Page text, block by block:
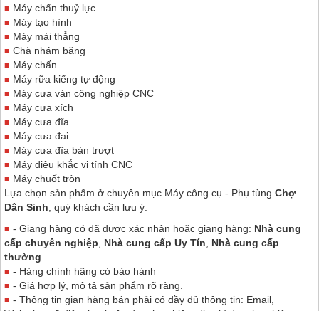
Máy chấn thuỷ lực
Máy tạo hình
Máy mài thẳng
Chà nhám băng
Máy chấn
Máy rữa kiếng tự động
Máy cưa ván công nghiệp CNC
Máy cưa xích
Máy cưa đĩa
Máy cưa đai
Máy cưa đĩa bàn trượt
Máy điêu khắc vi tính CNC
Máy chuốt tròn
Lựa chọn sản phẩm ở chuyên mục Máy công cụ - Phụ tùng Chợ
Dân Sinh , quý khách cần lưu ý:
- Giang hàng có đã được xác nhận hoặc giang hàng: Nhà cung
cấp chuyên nghiệp
Nhà cung cấp Uy Tín
Nhà cung cấp
thường
- Hàng chính hãng có bảo hành
- Giá hợp lý, mô tả sản phẩm rõ ràng.
- Thông tin gian hàng bán phải có đầy đủ thông tin: Email,